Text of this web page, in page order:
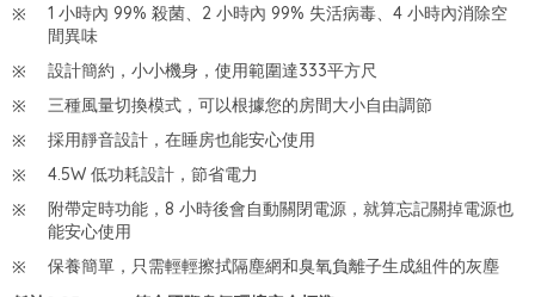
1 小時內 99% 殺菌、2 小時內 99% 失活病毒、4 小時內消除空
間異味
設計簡約，小小機身，使用範圍達333平方尺
三種風量切換模式，可以根據您的房間大小自由調節
採用靜音設計，在睡房也能安心使用
4.5W 低功耗設計，節省電力
附帶定時功能，8 小時後會自動關閉電源，就算忘記關掉電源也
能安心使用
保養簡單，只需輕輕擦拭隔塵網和臭氧負離子生成組件的灰塵